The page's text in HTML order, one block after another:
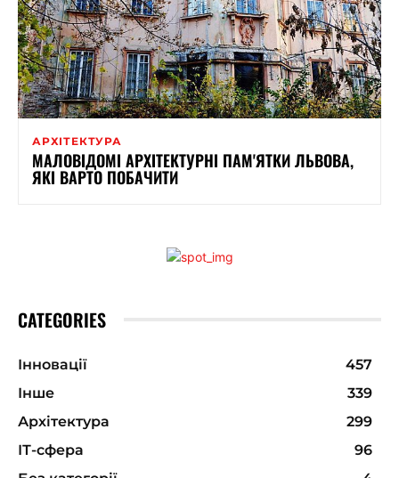
АРХІТЕКТУРА
МАЛОВІДОМІ АРХІТЕКТУРНІ ПАМ'ЯТКИ ЛЬВОВА,
ЯКІ ВАРТО ПОБАЧИТИ
CATEGORIES
Інновації
457
Інше
339
Архітектура
299
ІТ-сфера
96